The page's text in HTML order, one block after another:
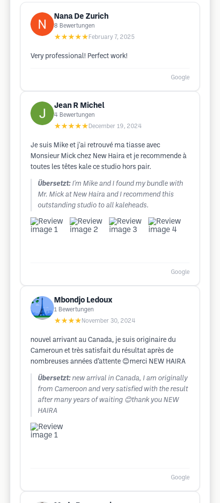
Nana De Zurich
8 Bewertungen
★★★★★ February 7, 2025
Very professional! Perfect work!
Google
Jean R Michel
4 Bewertungen
★★★★★ December 19, 2024
Je suis Mike et j'ai retrouvé ma tiasse avec
Monsieur Mick chez New Haira et je recommende à
toutes les têtes kale ce studio hors pair.
Übersetzt: I'm Mike and I found my bundle with
Mr. Mick at New Haira and I recommend this
outstanding studio to all kaleheads.
Google
Mbondjo Ledoux
1 Bewertungen
★★★★ November 30, 2024
nouvel arrivant au Canada, je suis originaire du
Cameroun et très satisfait du résultat après de
nombreuses années d’attente 😊merci NEW HAIRA
Übersetzt: new arrival in Canada, I am originally
from Cameroon and very satisfied with the result
after many years of waiting 😊thank you NEW
HAIRA
Google